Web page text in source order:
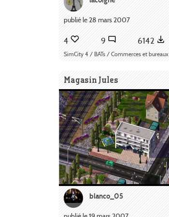
publié le 28 mars 2007
4 9 6142
SimCity 4 / BATs / Commerces et bureaux
Magasin Jules
blanco_05